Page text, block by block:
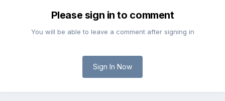
Please sign in to comment
You will be able to leave a comment after signing in
Sign In Now